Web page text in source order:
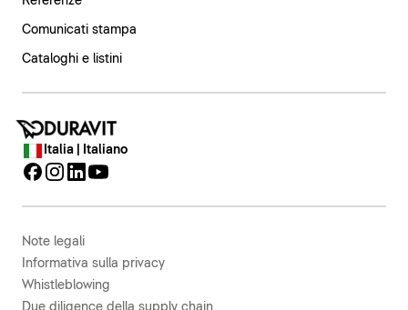
Comunicati stampa
Cataloghi e listini
Italia | Italiano
Note legali
Informativa sulla privacy
Whistleblowing
Due diligence della supply chain